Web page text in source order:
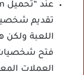
تقديم
اللعبة
فتح شخصيات
العملات